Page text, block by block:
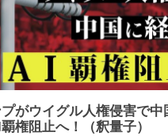
プがウイグル人権侵害で中
権阻止へ！（釈量子）